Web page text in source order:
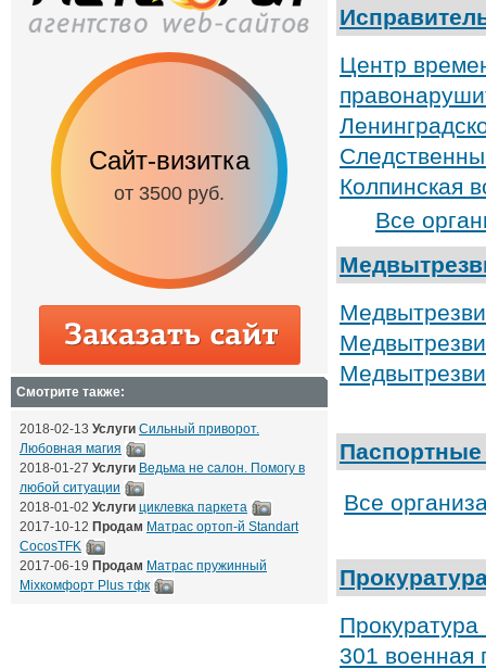
Центр
Колпинская
Все
Паспортные
Все
301 военная
Сайт-визитка
от 3500 руб.
Сайт с
от 6500 руб.
Смотрите также:
2018-02-13 Услуги Сильный приворот.
Любовная магия
2018-01-27 Услуги Ведьма не салон. Помогу в
любой ситуации
2018-01-02 Услуги циклевка паркета
2017-10-12 Продам Матрас ортоп-й Standart
CocosTFK
2017-06-19 Продам Матрас пружинный
Mixкомфорт Plus тфк